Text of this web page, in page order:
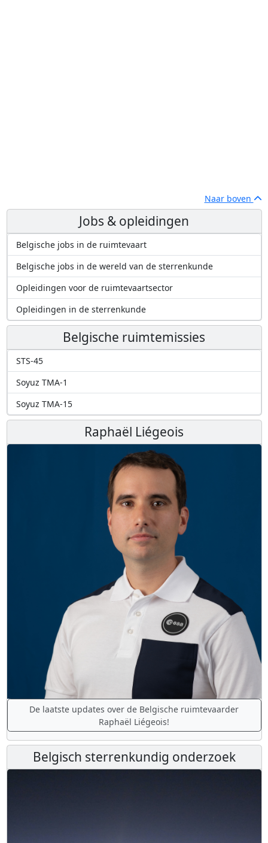
Naar boven
Jobs & opleidingen
Belgische jobs in de ruimtevaart
Belgische jobs in de wereld van de sterrenkunde
Opleidingen voor de ruimtevaartsector
Opleidingen in de sterrenkunde
Belgische ruimtemissies
STS-45
Soyuz TMA-1
Soyuz TMA-15
Raphaël Liégeois
De laatste updates over de Belgische ruimtevaarder
Raphaël Liégeois!
Belgisch sterrenkundig onderzoek